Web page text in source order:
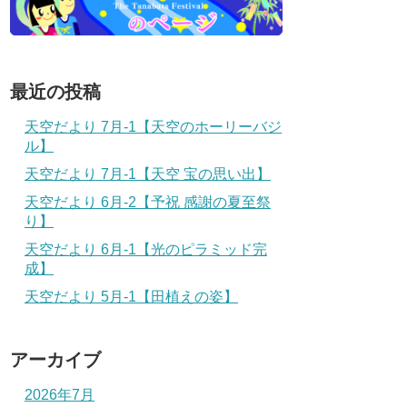
最近の投稿
天空だより 7月-1【天空のホーリーバジ
ル】
天空だより 7月-1【天空 宝の思い出】
天空だより 6月-2【予祝 感謝の夏至祭
り】
天空だより 6月-1【光のピラミッド完
成】
天空だより 5月-1【田植えの姿】
アーカイブ
2026年7月